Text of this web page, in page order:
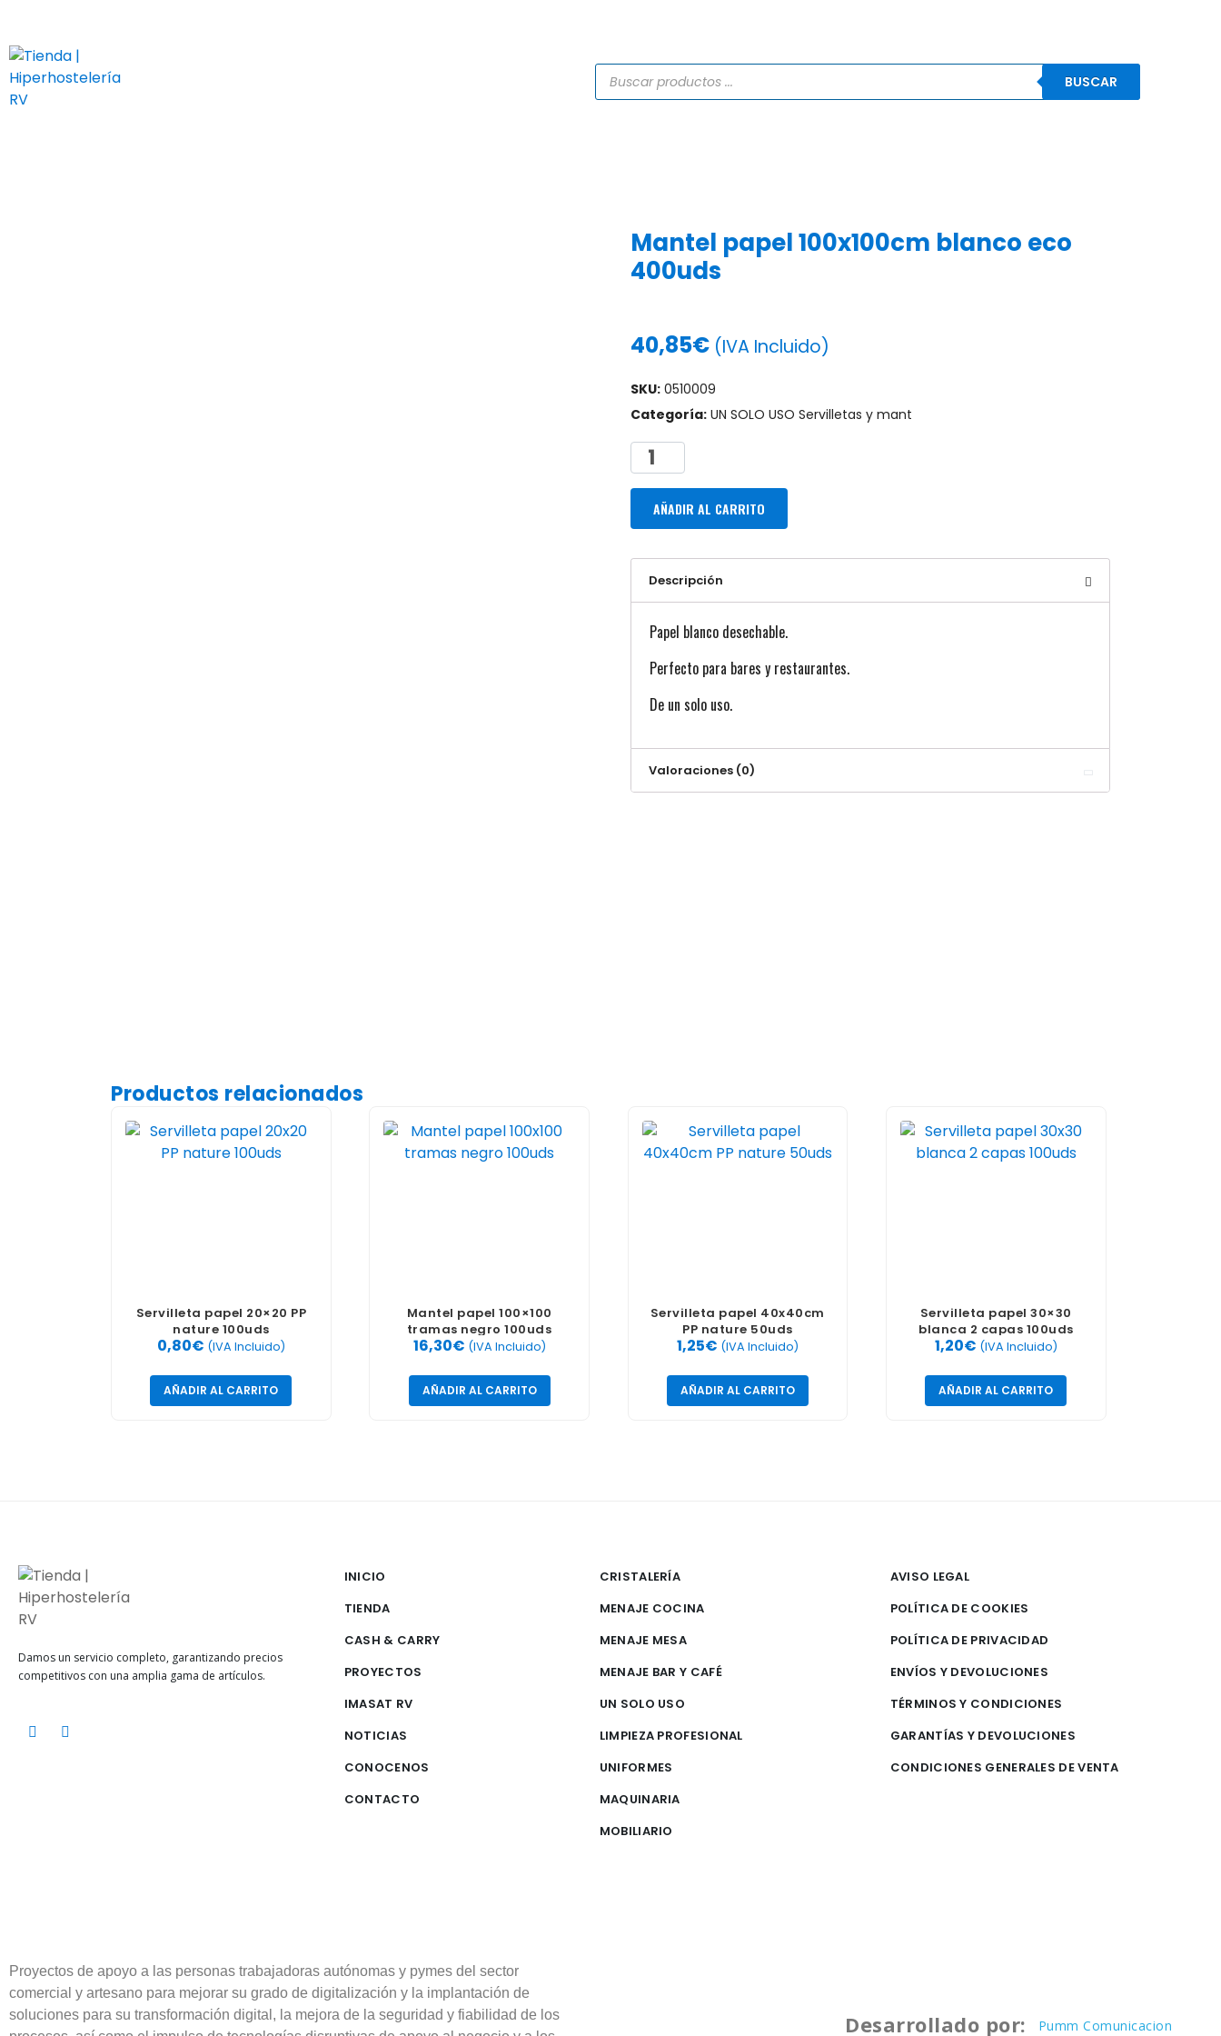
BUSCAR
Mantel papel 100x100cm blanco eco
400uds
40,85€ (IVA Incluido)
SKU: 0510009
Categoría: UN SOLO USO Servilletas y mant
AÑADIR AL CARRITO
Descripción
Papel blanco desechable.
Perfecto para bares y restaurantes.
De un solo uso.
Valoraciones (0)
Productos relacionados
Servilleta papel 20×20 PP
nature 100uds
0,80€ (IVA Incluido)
AÑADIR AL CARRITO
Mantel papel 100×100
tramas negro 100uds
16,30€ (IVA Incluido)
AÑADIR AL CARRITO
Servilleta papel 40x40cm
PP nature 50uds
1,25€ (IVA Incluido)
AÑADIR AL CARRITO
Servilleta papel 30×30
blanca 2 capas 100uds
1,20€ (IVA Incluido)
AÑADIR AL CARRITO
Damos un servicio completo, garantizando precios
competitivos con una amplia gama de artículos.
INICIO
TIENDA
CASH & CARRY
PROYECTOS
IMASAT RV
NOTICIAS
CONOCENOS
CONTACTO
CRISTALERÍA
MENAJE COCINA
MENAJE MESA
MENAJE BAR Y CAFÉ
UN SOLO USO
LIMPIEZA PROFESIONAL
UNIFORMES
MAQUINARIA
MOBILIARIO
AVISO LEGAL
POLÍTICA DE COOKIES
POLÍTICA DE PRIVACIDAD
ENVÍOS Y DEVOLUCIONES
TÉRMINOS Y CONDICIONES
GARANTÍAS Y DEVOLUCIONES
CONDICIONES GENERALES DE VENTA
Proyectos de apoyo a las personas trabajadoras autónomas y pymes del sector
comercial y artesano para mejorar su grado de digitalización y la implantación de
soluciones para su transformación digital, la mejora de la seguridad y fiabilidad de los
Desarrollado por: Pumm Comunicacion